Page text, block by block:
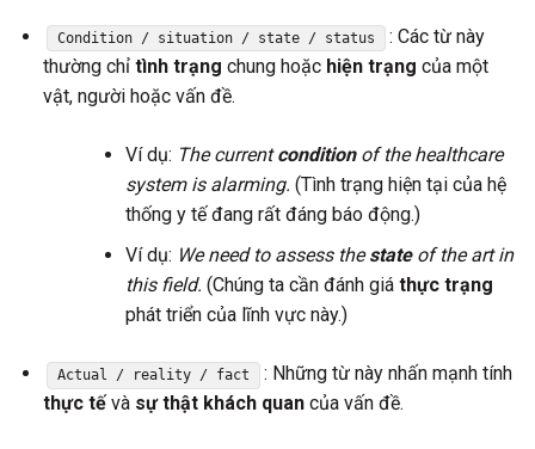
Condition / situation / state / status
: Các từ này
thường chỉ tình trạng chung hoặc hiện trạng của một
vật, người hoặc vấn đề.
Ví dụ: The currentconditionof the healthcare
system is alarming. (Tình trạng hiện tại của hệ
thống y tế đang rất đáng báo động.)
Ví dụ: We need to assess thestateof the art in
this field. (Chúng ta cần đánh giá thực trạng
phát triển của lĩnh vực này.)
Actual / reality / fact
: Những từ này nhấn mạnh tính
thực tếvà sự thật khách quancủa vấn đề.